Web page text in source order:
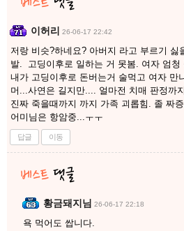
이허리 26-06-17 22:42
저랑 비슷?하네요? 아버지 라고 부르기 싫
발. 고딩이후로 일하는 거 못봄. 여자 엄청
내가 고딩이후로 돈버는거 술먹고 여자 만
머...사연은 길지만.... 얼마전 치매 판정까
진짜 죽을때까지 까지 가족 괴롭힘. 졸 짜
어미님은 항암중...ㅜㅜ
답글 이동
황금돼지님 26-06-17 22:18
욕 먹어도 쌉니다.